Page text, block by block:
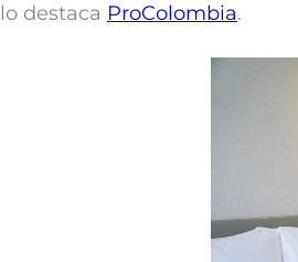
lo destaca ProColombia.